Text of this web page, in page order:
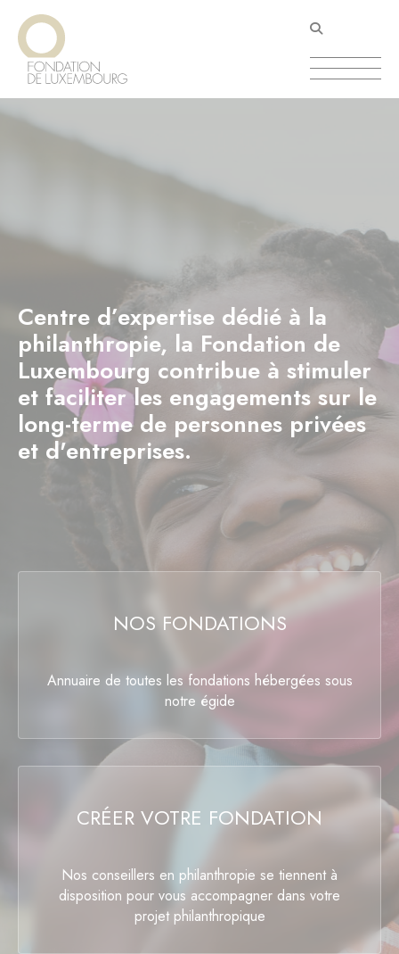
Aller
contenu
principal
Centre d’expertise dédié à la
philanthropie, la Fondation de
Luxembourg contribue à stimuler
et faciliter les engagements sur le
long-terme de personnes privées
et d'entreprises.
NOS FONDATIONS
Annuaire de toutes les fondations hébergées sous
notre égide
CRÉER VOTRE FONDATION
Nos conseillers en philanthropie se tiennent à
disposition pour vous accompagner dans votre
projet philanthropique
Panneau de gestion des cookies